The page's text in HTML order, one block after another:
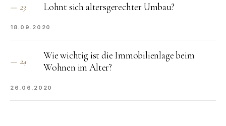
— 23 Lohnt sich altersgerechter Umbau?
18.09.2020
— 24
Wie wichtig ist die Immobilienlage beim
Wohnen im Alter?
26.06.2020